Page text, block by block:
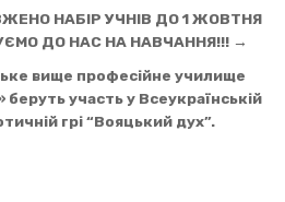
НАБІР УЧНІВ ДО 1 ЖОВТНЯ
ДО НАС НА НАВЧАННЯ!!! →
вище професійне училище
беруть участь у Всеукраїнській
грі “Вояцький дух”.